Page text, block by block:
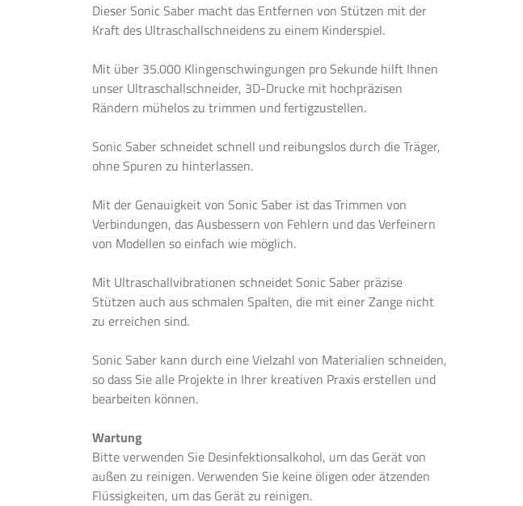
Dieser Sonic Saber macht das Entfernen von Stützen mit der
Kraft des Ultraschallschneidens zu einem Kinderspiel.
Mit über 35.000 Klingenschwingungen pro Sekunde hilft Ihnen
unser Ultraschallschneider, 3D-Drucke mit hochpräzisen
Rändern mühelos zu trimmen und fertigzustellen.
Sonic Saber schneidet schnell und reibungslos durch die Träger,
ohne Spuren zu hinterlassen.
Mit der Genauigkeit von Sonic Saber ist das Trimmen von
Verbindungen, das Ausbessern von Fehlern und das Verfeinern
von Modellen so einfach wie möglich.
Mit Ultraschallvibrationen schneidet Sonic Saber präzise
Stützen auch aus schmalen Spalten, die mit einer Zange nicht
zu erreichen sind.
Sonic Saber kann durch eine Vielzahl von Materialien schneiden,
so dass Sie alle Projekte in Ihrer kreativen Praxis erstellen und
bearbeiten können.
Wartung
Bitte verwenden Sie Desinfektionsalkohol, um das Gerät von
außen zu reinigen. Verwenden Sie keine öligen oder ätzenden
Flüssigkeiten, um das Gerät zu reinigen.